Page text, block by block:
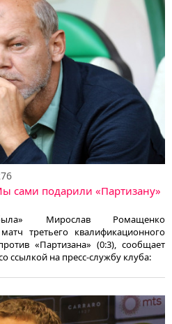
сами подарили «Партизану»
Мирослав Ромащенко
третьего квалификационного
«Партизана» (0:3), сообщает
ссылкой на пресс-службу клуба: